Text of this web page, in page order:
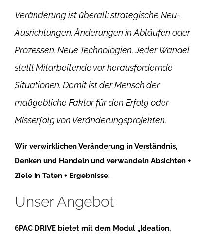
Veränderung ist überall: strategische Neu-
Ausrichtungen. Änderungen in Abläufen oder
Prozessen. Neue Technologien. Jeder Wandel
stellt Mitarbeitende vor herausfordernde
Situationen. Damit ist der Mensch der
maßgebliche Faktor für den Erfolg oder
Misserfolg von Veränderungsprojekten.
Wir verwirklichen Veränderung in Verständnis,
Denken und Handeln und verwandeln Absichten +
Ziele in Taten + Ergebnisse.
Unser Angebot
6PAC DRIVE bietet mit dem Modul „Ideation,